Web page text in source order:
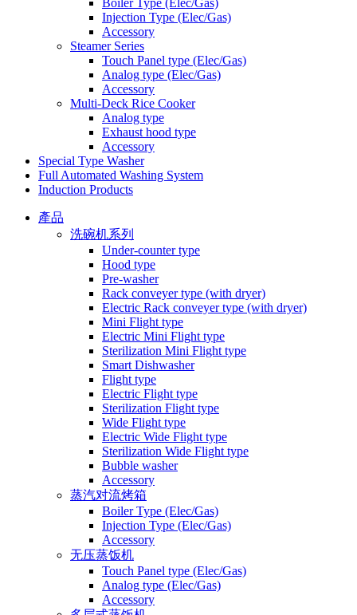
Boiler Type (Elec/Gas)
Injection Type (Elec/Gas)
Accessory
Steamer Series
Touch Panel type (Elec/Gas)
Analog type (Elec/Gas)
Accessory
Multi-Deck Rice Cooker
Analog type
Exhaust hood type
Accessory
Special Type Washer
Full Automated Washing System
Induction Products
產品
洗碗机系列
Under-counter type
Hood type
Pre-washer
Rack conveyer type (with dryer)
Electric Rack conveyer type (with dryer)
Mini Flight type
Electric Mini Flight type
Sterilization Mini Flight type
Smart Dishwasher
Flight type
Electric Flight type
Sterilization Flight type
Wide Flight type
Electric Wide Flight type
Sterilization Wide Flight type
Bubble washer
Accessory
蒸汽对流烤箱
Boiler Type (Elec/Gas)
Injection Type (Elec/Gas)
Accessory
无压蒸饭机
Touch Panel type (Elec/Gas)
Analog type (Elec/Gas)
Accessory